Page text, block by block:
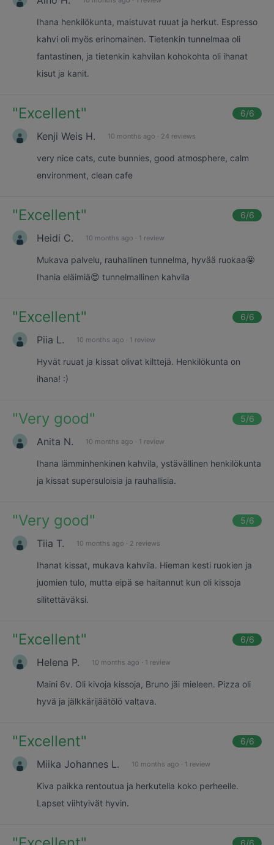
Ihana henkilökunta, maistuvat ruuat ja herkut. Espresso
kahvi oli myös erinomainen. Tietenkin tunnelmaa oli
fantastinen, ja tietenkin kahvilan kohokohta oli ihanat
kisut ja kanit.
"Excellent" 6/6
Kenji Weis H. 10 months ago · 24 reviews
very nice cats, cute bunnies, good atmosphere, calm
environment, clean cafe
"Excellent" 6/6
Heidi C. 10 months ago · 1 review
Mukava palvelu, rauhallinen tunnelma, hyvää ruokaa🤩
Ihania eläimiä😍 tunnelmallinen kahvila
"Excellent" 6/6
Piia L. 10 months ago · 1 review
Hyvät ruuat ja kissat olivat kilttejä. Henkilökunta on
ihana! :)
"Very good" 5/6
Anita N. 10 months ago · 1 review
Ihana lämminhenkinen kahvila, ystävällinen henkilökunta
ja kissat supersuloisia ja rauhallisia.
"Very good" 5/6
Tiia T. 10 months ago · 2 reviews
Ihanat kissat, mukava kahvila. Hieman kesti ruokien ja
juomien tulo, mutta eipä se haitannut kun oli kissoja
silitettäväksi.
"Excellent" 6/6
Helena P. 10 months ago · 1 review
Maini 6v. Oli kivoja kissoja, Bruno jäi mieleen. Pizza oli
hyvä ja jälkkärijäätölö valtava.
"Excellent" 6/6
Miika Johannes L. 10 months ago · 1 review
Kiva paikka rentoutua ja herkutella koko perheelle.
Lapset viihtyivät hyvin.
6/6